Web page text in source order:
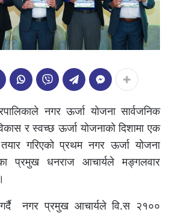
नगर ऊर्जा योजना सार्वजनिक
र स्वच्छ ऊर्जा योजनाको दिशामा एक
गरिएको प्रथम नगर ऊर्जा योजना
प्रमुख धनराज आचार्यले मङ्गलवार
गर्दै नगर प्रमुख आचार्यले वि.स २१००